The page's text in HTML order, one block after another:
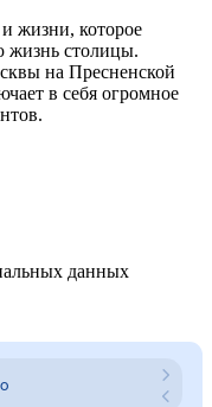
жизни, которое
жизнь столицы.
на Пресненской
в себя огромное
данных